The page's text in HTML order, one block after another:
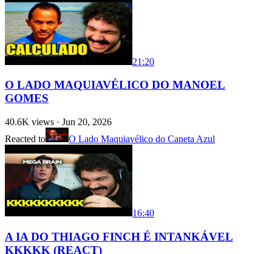
21:20
O LADO MAQUIAVÉLICO DO MANOEL
GOMES
40.6K views · Jun 20, 2026
Reacted to
O Lado Maquiavélico do Caneta Azul
16:40
A IA DO THIAGO FINCH É INTANKÁVEL
KKKKK (REACT)